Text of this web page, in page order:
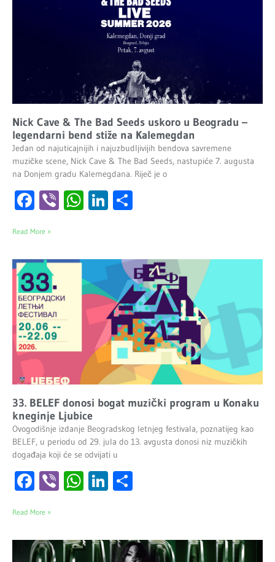
Nick Cave & The Bad Seeds uskoro u Beogradu –
legendarni bend stiže na Kalemegdan
Jedan od najuticajnijih i najuzbudljivijih bendova savremene
muzičke scene, Nick Cave & The Bad Seeds, nastupiće 7. augusta
na Donjem gradu Kalemegdana. Riječ je o
Facebook
ViberWhatsApp
LinkedIn
Read More »
33. BELEF donosi bogat muzički program u Konaku
kneginje Ljubice
Ovogodišnje izdanje Beogradskog letnjeg festivala, poznatijeg kao
BELEF, u periodu od 29. jula do 13. avgusta donosi niz muzičkih
događaja koji će se odvijati u
Facebook
ViberWhatsApp
LinkedIn
Read More »